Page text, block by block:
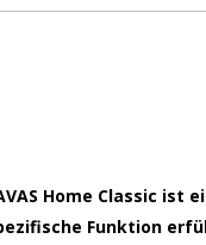
Home Classic ist
Funktion